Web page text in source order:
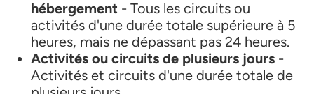
hébergement - Tous les circuits ou
activités d'une durée totale supérieure à 5
heures, mais ne dépassant pas 24 heures.
Activités ou circuits de plusieurs jours -
Activités et circuits d'une durée totale de